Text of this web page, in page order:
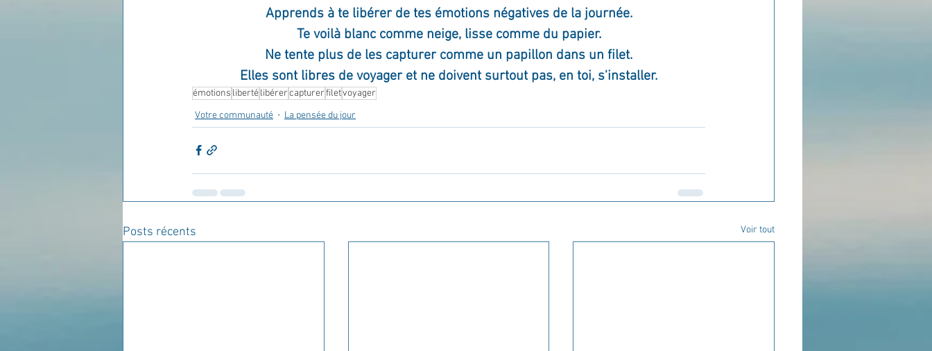
Apprends à te libérer de tes émotions négatives de la journée.
Te voilà blanc comme neige, lisse comme du papier.
Ne tente plus de les capturer comme un papillon dans un filet.
Elles sont libres de voyager et ne doivent surtout pas, en toi, s'installer.
émotions libertélibérercapturerfiletvoyager
Votre communauté
La pensée du jour
Posts récents Voir tout